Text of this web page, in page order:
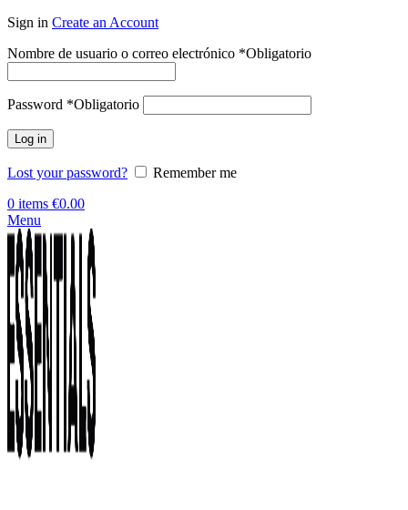
Sign in Create an Account
Nombre de usuario o correo electrónico *Obligatorio
Password *Obligatorio
Log in
Lost your password?
Remember me
0 items €0.00
Menu